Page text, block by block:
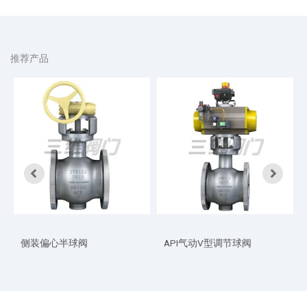
推荐产品
侧装偏心半球阀 API气动V型调节球阀